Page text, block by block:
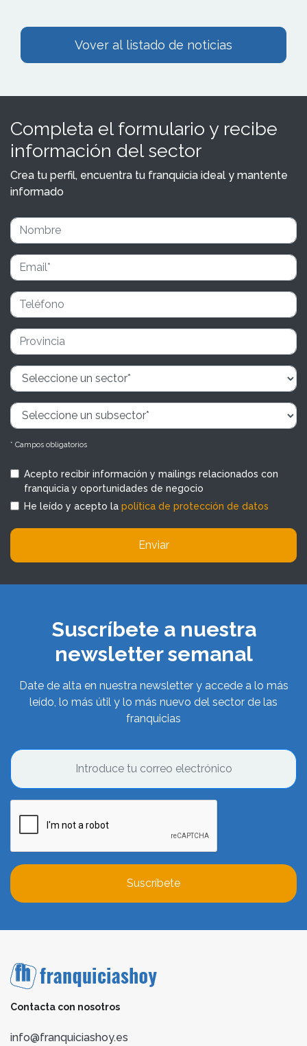
Vover al listado de noticias
Completa el formulario y recibe
información del sector
Crea tu perfil, encuentra tu franquicia ideal y mantente
informado
* Campos obligatorios
Acepto recibir información y mailings relacionados con
franquicia y oportunidades de negocio
He leído y acepto la política de protección de datos
Enviar
Suscríbete a nuestra
newsletter semanal
Date de alta en nuestra newsletter y accede a lo más
leído, lo más útil y lo más nuevo del sector de las
franquicias
Suscríbete
Contacta con nosotros
info@franquiciashoy.es